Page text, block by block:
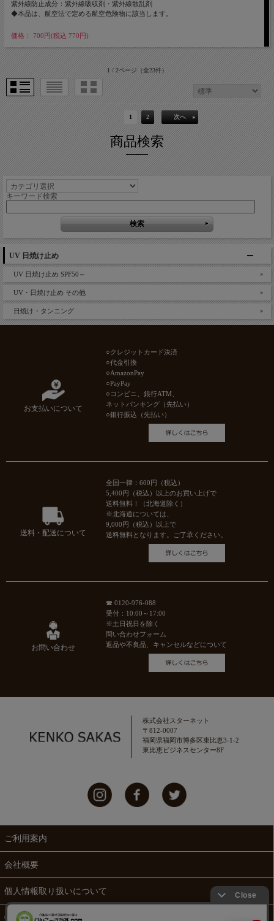
紫外線防止成分：紫外線吸収剤・紫外線散乱剤
◆本品は、航空法で定める航空危険物に該当します。
価格： 700円(税込 770円)
1 / 2ページ（全23件）
1 2 次へ
商品検索
キーワード検索
UV 日焼け止め
UV 日焼け止め SPF50～
UV・日焼け止め その他
日焼け・タンニング
お支払いについて
○クレジットカード決済
○代金引換
○AmazonPay
○PayPay
○コンビニ、銀行ATM、
ネットバンキング（先払い）
○銀行振込（先払い）
送料・配送について
全国一律：600円（税込）
5,400円（税込）以上のお買い上げで
送料無料！（北海道除く）
※北海道については、
9,000円（税込）以上で
送料無料となります。ご了承ください。
お問い合わせ
☎ 0120-976-088
受付：10:00～17:00
※土日祝日を除く
問い合わせフォーム
返品や不良品、キャンセルなどについて
株式会社スターネット
〒812-0007
福岡県福岡市博多区東比恵3-1-2
東比恵ビジネスセンター8F
ご利用案内
会社概要
個人情報取り扱いについて
特定商取引法に関する表示